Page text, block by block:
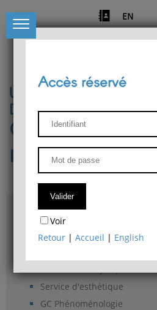
EN
Université de Liège
Département de
Centre de
Accès & plans
Bibliothèque du
Service d'esthétique
GC Phénoménologie
Accès réservé
Voir
Retour |Accueil | English